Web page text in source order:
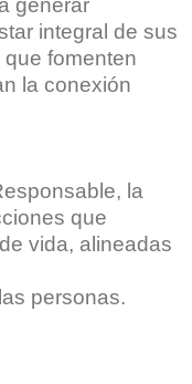
generar
integral de sus
fomenten
la conexión
la
que
vida, alineadas
personas.